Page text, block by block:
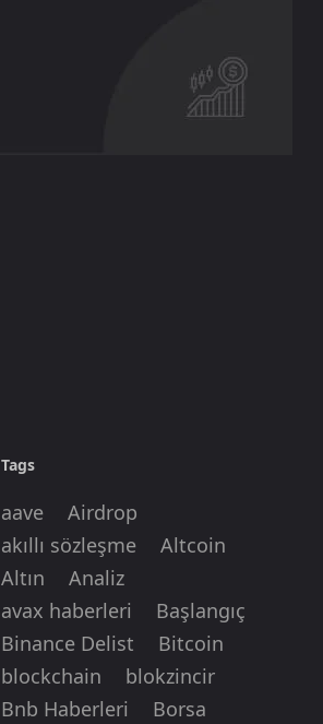
Tags
aave
Airdrop
akıllı sözleşme
Altcoin
Altın
Analiz
avax haberleri
Başlangıç
Binance Delist
Bitcoin
blockchain
blokzincir
Bnb Haberleri
Borsa